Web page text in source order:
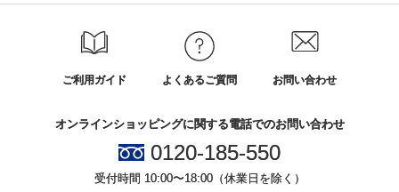
ご利用ガイド よくあるご質問 お問い合わせ
オンラインショッピングに関する電話でのお問い合わせ
0120-185-550
受付時間 10:00〜18:00（休業日を除く）